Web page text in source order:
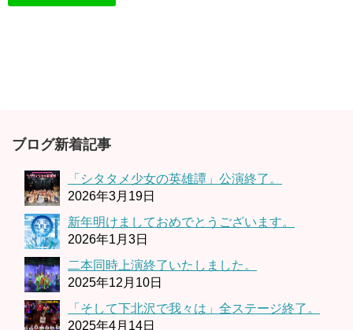
ブログ新着記事
「シタタメ少女の英雄譚」公演終了。
2026年3月19日
新年明けましておめでとうございます。
2026年1月3日
二本同時上演終了いたしました。
2025年12月10日
「そして下北沢で我々は」全ステージ終了。
2025年4月14日